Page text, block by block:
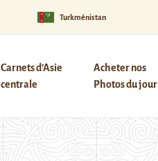
Turkménistan
Carnets d’Asie
centrale
Acheter nos
Photos du jour